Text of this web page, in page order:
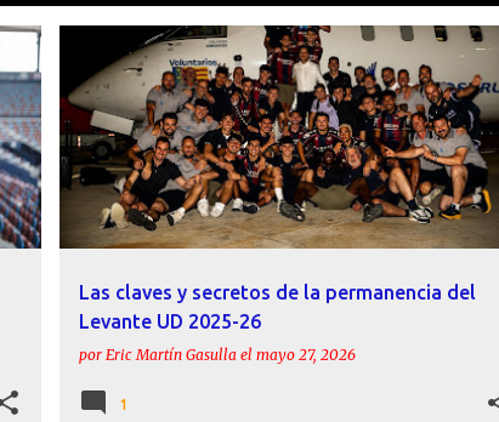
Las claves y secretos de la permanencia del
Levante UD 2025-26
por Eric Martín Gasulla el mayo 27, 2026
AFICIÓN ANÁLISIS CARLOS ESPÍ DELA
1